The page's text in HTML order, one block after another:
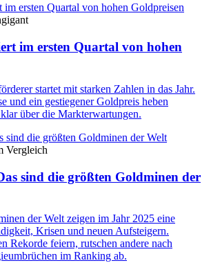
im ersten Quartal von hohen
startet mit starken Zahlen in das Jahr.
und ein gestiegener Goldpreis heben
über die Markterwartungen.
Vergleich
sind die größten Goldminen der
der Welt zeigen im Jahr 2025 eine
Krisen und neuen Aufsteigern.
Rekorde feiern, rutschen andere nach
im Ranking ab.